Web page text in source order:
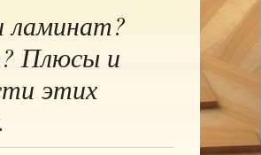
ламинат?
Плюсы и
этих